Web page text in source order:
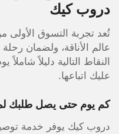
دروب كيك
تُعد تجربة التسوق الأولى
عالم الأناقة، ولضمان
النقاط التالية دليلاً
عليك اتباعها.
كم يوم حتى يصل طلبك
دروب كيك يوفر خدمة